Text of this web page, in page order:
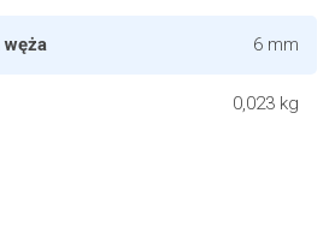
6 mm
0,023 kg